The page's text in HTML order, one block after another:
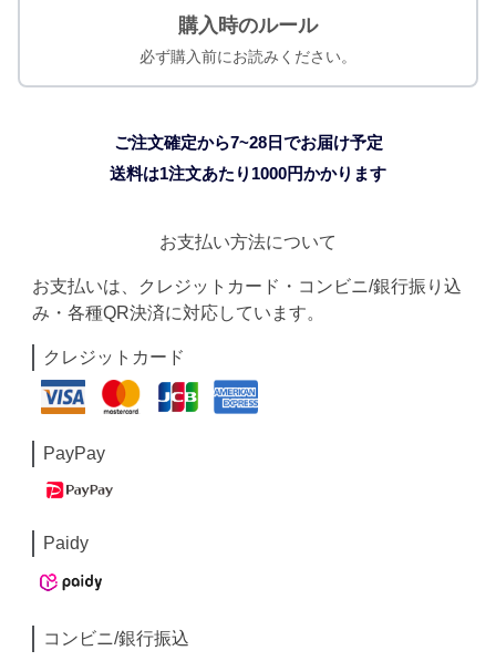
購入時のルール
必ず購入前にお読みください。
ご注文確定から7~28日でお届け予定
送料は1注文あたり 1000円かかります
お支払い方法について
お支払いは、クレジットカード・コンビニ/銀行振り込
み・各種QR決済に対応しています。
クレジットカード
PayPay
Paidy
コンビニ/銀行振込